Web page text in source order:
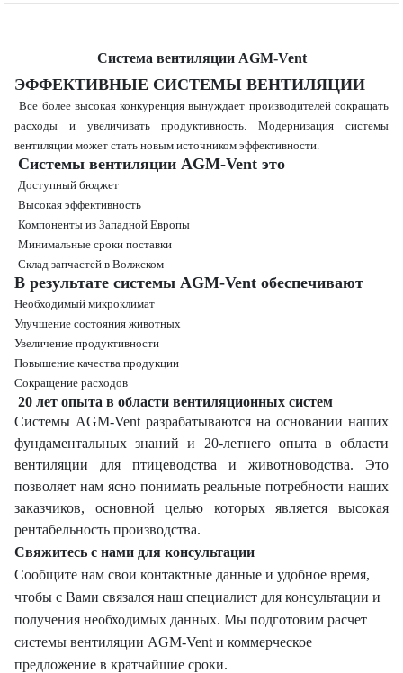
Система вентиляции AGM-Vent
ЭФФЕКТИВНЫЕ СИСТЕМЫ ВЕНТИЛЯЦИИ
Все более высокая конкуренция вынуждает производителей сокращать
расходы и увеличивать продуктивность. Модернизация системы
вентиляции может стать новым источником эффективности.
Системы вентиляции AGM-Vent это
Доступный бюджет
Высокая эффективность
Компоненты из Западной Европы
Минимальные сроки поставки
Склад запчастей в Волжском
В результате системы AGM-Vent обеспечивают
Необходимый микроклимат
Улучшение состояния животных
Увеличение продуктивности
Повышение качества продукции
Сокращение расходов
20 лет опыта в области вентиляционных систем
Системы AGM-Vent разрабатываются на основании наших
фундаментальных знаний и 20-летнего опыта в области
вентиляции для птицеводства и животноводства. Это
позволяет нам ясно понимать реальные потребности наших
заказчиков, основной целью которых является высокая
рентабельность производства.
Свяжитесь с нами для консультации
Сообщите нам свои контактные данные и удобное время,
чтобы с Вами связался наш специалист для консультации и
получения необходимых данных. Мы подготовим расчет
системы вентиляции AGM-Vent и коммерческое
предложение в кратчайшие сроки.